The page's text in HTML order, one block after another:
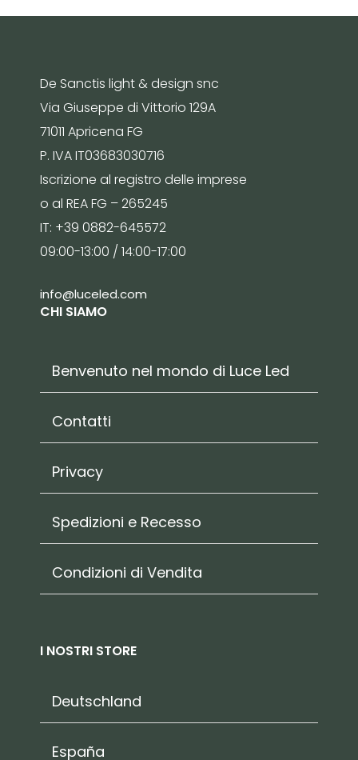
De Sanctis light & design snc
Via Giuseppe di Vittorio 129A
71011 Apricena FG
P. IVA IT03683030716
Iscrizione al registro delle imprese
o al REA FG – 265245
IT: +39 0882-645572
09:00-13:00 / 14:00-17:00
info@luceled.com
CHI SIAMO
Benvenuto nel mondo di Luce Led
Contatti
Privacy
Spedizioni e Recesso
Condizioni di Vendita
I NOSTRI STORE
Deutschland
España